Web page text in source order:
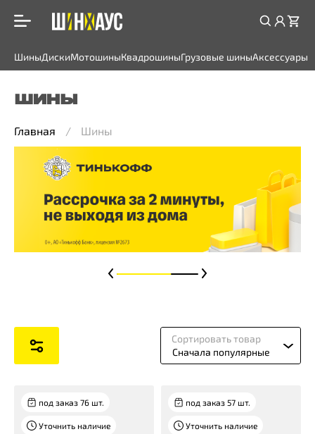
ШиныДискиМотошиныКвадрошиныГрузовые шиныАксессуары
ШИНЫ
Главная Шины
Сортировать товар
Сначала популярные
под заказ 76 шт.
Уточнить наличие
под заказ 57 шт.
Уточнить наличие